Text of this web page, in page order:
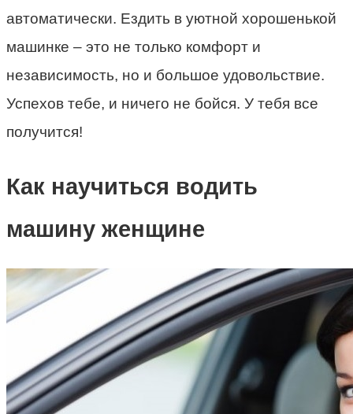
автоматически. Ездить в уютной хорошенькой
машинке – это не только комфорт и
независимость, но и большое удовольствие.
Успехов тебе, и ничего не бойся. У тебя все
получится!
Как научиться водить
машину женщине